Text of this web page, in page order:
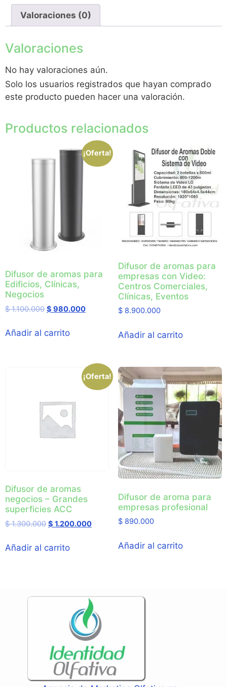
Valoraciones (0)
Valoraciones
No hay valoraciones aún.
Solo los usuarios registrados que hayan comprado
este producto pueden hacer una valoración.
Productos relacionados
¡Oferta!
Difusor de aromas para
Edificios, Clínicas,
Negocios
$1.100.000 $ 980.000
Añadir al carrito
Difusor de aromas para
empresas con Video:
Centros Comerciales,
Clínicas, Eventos
$8.900.000
Añadir al carrito
¡Oferta!
Difusor de aromas
negocios – Grandes
superficies ACC
$1.300.000 $ 1.200.000
Añadir al carrito
Difusor de aroma para
empresas profesional
$890.000
Añadir al carrito